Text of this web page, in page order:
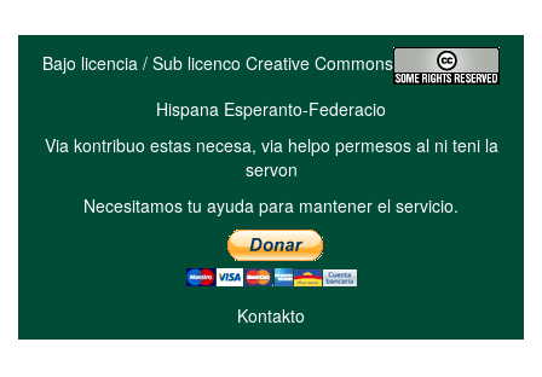
Bajo licencia / Sub licenco Creative Commons
Hispana Esperanto-Federacio
Via kontribuo estas necesa, via helpo permesos al ni teni la
servon
Necesitamos tu ayuda para mantener el servicio.
Kontakto